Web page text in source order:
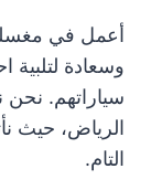
أعمل في
وسعادة لتلبية
سياراتهم. نحن
الرياض، حيث
التام.